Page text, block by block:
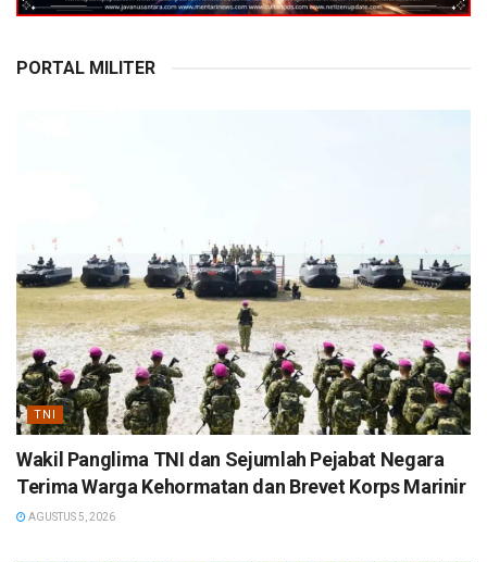
PORTAL MILITER
TNI
Wakil Panglima TNI dan Sejumlah Pejabat Negara
Terima Warga Kehormatan dan Brevet Korps Marinir
AGUSTUS 5, 2026